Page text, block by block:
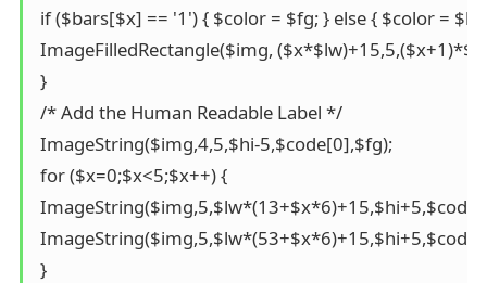
if ($bars[$x] == '1') { $color = $fg; } else { $color =
ImageFilledRectangle($img,
}
/* Add the Human Readable Label */
ImageString($img,4,5,$hi-5,$code[0],$fg);
for ($x=0;$x<5;$x++) {
}